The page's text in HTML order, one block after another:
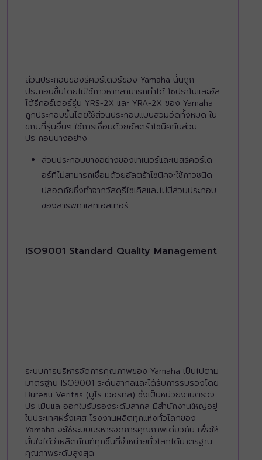
ส่วนประกอบของรีคอร์เดอร์ของ Yamaha นั้นถูก
ประกอบขึ้นโดยไม่ใช้กาวหากสามารถทำได้ โซปราโนและอัล
โต้รีคอร์เดอร์รุ่น YRS-2X และ YRA-2X ของ Yamaha
ถูกประกอบขึ้นโดยใช้ส่วนประกอบแบบสวมอัดทั้งหมด ใน
ขณะที่รุ่นอื่นๆ ใช้การเชื่อมด้วยอัลตร้าโซนิคกับส่วน
ประกอบบางอย่าง
ส่วนประกอบบางอย่างของเทเนอร์และเบสรีคอร์เด
อร์ที่ไม่สามารถเชื่อมด้วยอัลตร้าโซนิคจะใช้กาวชนิด
ปลอดภัยซึ่งทำจากวัสดุรีไซเคิลและไม่มีส่วนประกอบ
ของสารพทาเลทเอสเทอร์
ISO9001 Standard Quality Management
ระบบการบริหารจัดการคุณภาพของ Yamaha เป็นไปตาม
มาตรฐาน ISO9001 ระดับสากลและได้รับการรับรองโดย
Bureau Veritas (บูโร เวอริทัส) ซึ่งเป็นหน่วยงานตรวจ
ประเมินและออกใบรับรองระดับสากล มีสำนักงานใหญ่อยู่
ในประเทศฝรั่งเศส โรงงานผลิตทุกแห่งทั่วโลกของ
Yamaha จะใช้ระบบบริหารจัดการคุณภาพเดียวกัน เพื่อให้
มั่นใจได้ว่าผลิตภัณฑ์ทุกชิ้นที่จำหน่ายทั่วโลกได้มาตรฐาน
คุณภาพระดับสูงสุด